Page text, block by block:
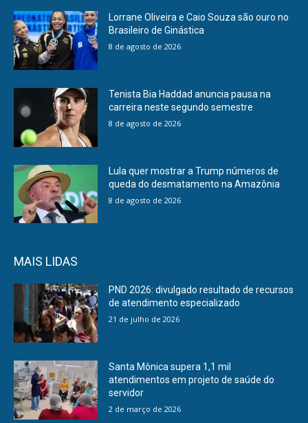
Lorrane Oliveira e Caio Souza são ouro no
Brasileiro de Ginástica
8 de agosto de 2026
Tenista Bia Haddad anuncia pausa na
carreira neste segundo semestre
8 de agosto de 2026
Lula quer mostrar a Trump números de
queda do desmatamento na Amazônia
8 de agosto de 2026
MAIS LIDAS
PND 2026: divulgado resultado de recursos
de atendimento especializado
21 de julho de 2026
Santa Mônica supera 1,1 mil
atendimentos em projeto de saúde do
servidor
2 de março de 2026